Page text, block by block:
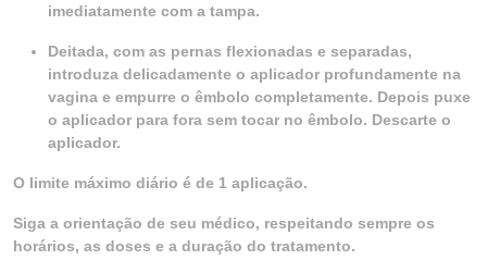
imediatamente com a tampa.
Deitada, com as pernas flexionadas e separadas,
introduza delicadamente o aplicador profundamente na
vagina e empurre o êmbolo completamente. Depois puxe
o aplicador para fora sem tocar no êmbolo. Descarte o
aplicador.
O limite máximo diário é de 1 aplicação.
Siga a orientação de seu médico, respeitando sempre os
horários, as doses e a duração do tratamento.